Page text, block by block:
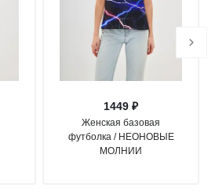
1449 ₽
Женская базовая
футболка / НЕОНОВЫЕ
МОЛНИИ